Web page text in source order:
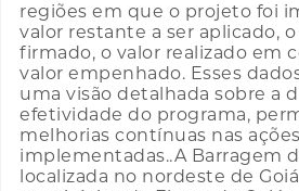
regiões em que o projeto foi
valor restante a ser aplicado,
firmado, o valor realizado em
valor empenhado. Esses
uma visão detalhada sobre a
efetividade do programa,
melhorias contínuas nas ações
implementadas..A Barragem
localizada no nordeste de